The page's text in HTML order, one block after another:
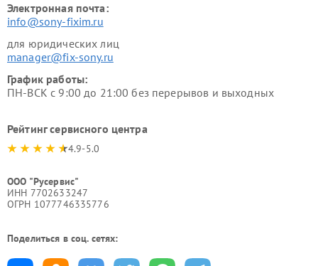
Электронная почта:
info@sony-fixim.ru
для юридических лиц
manager@fix-sony.ru
График работы:
ПН-ВСК с 9:00 до 21:00 без перерывов и выходных
Рейтинг сервисного центра
4.9-5.0
ООО "Русервис"
ИНН 7702633247
ОГРН 1077746335776
Поделиться в соц. сетях: